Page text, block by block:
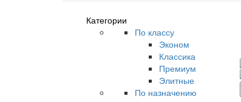
Категории
По классу
Эконом
Классика
Премиум
Элитные
По назначению